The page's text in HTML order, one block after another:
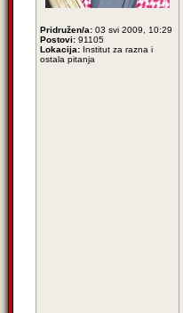
Pridružen/a: 03 svi 2009, 10:29
Postovi: 91105
Lokacija: Institut za razna i
ostala pitanja